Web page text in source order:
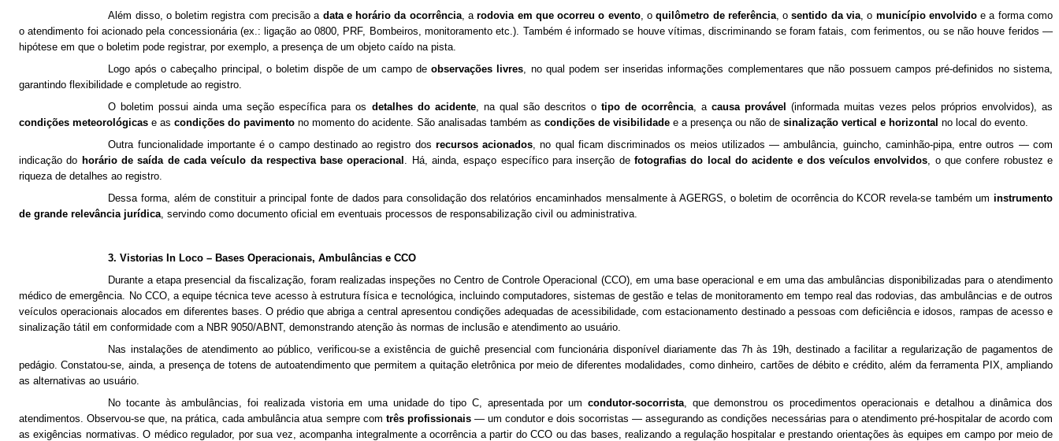
Além disso, o boletim registra com precisão a data e horário da ocorrência, arodovia em que ocorreu o evento, oquilômetro de referência, osentido da via, o município envolvidoe a forma como
o atendimento foi acionado pela concessionária (ex.: ligação ao 0800, PRF, Bombeiros, monitoramento etc.). Também é informado se houve vítimas, discriminando se foram fatais, com ferimentos, ou se não houve feridos —
hipótese em que o boletim pode registrar, por exemplo, a presença de um objeto caído na pista.
Logo após o cabeçalho principal, o boletim dispõe de um campo deobservações livres, no qual podem ser inseridas informações complementares que não possuem campos pré-definidos no sistema,
garantindo flexibilidade e completude ao registro.
O boletim possui ainda uma seção específica para os detalhes do acidente, na qual são descritos o tipo de ocorrência, a causa provável
(informada muitas vezes pelos próprios envolvidos), as
condições meteorológicas e as condições do pavimento no momento do acidente. São analisadas também as condições de visibilidade e a presença ou não de sinalização vertical e horizontal no local do evento.
Outra funcionalidade importante é o campo destinado ao registro dos recursos acionados, no qual ficam discriminados os meios utilizados — ambulância, guincho, caminhão-pipa, entre outros — com
indicação do horário de saída de cada veículo da respectiva base operacional . Há, ainda, espaço específico para inserção de fotografias do local do acidente e dos veículos envolvidos, o que confere robustez e
riqueza de detalhes ao registro.
Dessa forma, além de constituir a principal fonte de dados para consolidação dos relatórios encaminhados mensalmente à AGERGS, o boletim de ocorrência do KCOR revela-se também um instrumento
de grande relevância jurídica, servindo como documento oficial em eventuais processos de responsabilização civil ou administrativa.
3. Vistorias In Loco – Bases Operacionais, Ambulâncias e CCO
Durante a etapa presencial da fiscalização, foram realizadas inspeções no Centro de Controle Operacional (CCO), em uma base operacional e em uma das ambulâncias disponibilizadas para o atendimento
médico de emergência. No CCO, a equipe técnica teve acesso à estrutura física e tecnológica, incluindo computadores, sistemas de gestão e telas de monitoramento em tempo real das rodovias, das ambulâncias e de outros
veículos operacionais alocados em diferentes bases. O prédio que abriga a central apresentou condições adequadas de acessibilidade, com estacionamento destinado a pessoas com deficiência e idosos, rampas de acesso e
sinalização tátil em conformidade com a NBR 9050/ABNT, demonstrando atenção às normas de inclusão e atendimento ao usuário.
Nas instalações de atendimento ao público, verificou-se a existência de guichê presencial com funcionária disponível diariamente das 7h às 19h, destinado a facilitar a regularização de pagamentos de
pedágio. Constatou-se, ainda, a presença de totens de autoatendimento que permitem a quitação eletrônica por meio de diferentes modalidades, como dinheiro, cartões de débito e crédito, além da ferramenta PIX, ampliando
as alternativas ao usuário.
No tocante às ambulâncias, foi realizada vistoria em uma unidade do tipo C, apresentada por um condutor-socorrista, que demonstrou os procedimentos operacionais e detalhou a dinâmica dos
atendimentos. Observou-se que, na prática, cada ambulância atua sempre com três profissionais— um condutor e dois socorristas — assegurando as condições necessárias para o atendimento pré-hospitalar de acordo com
as exigências normativas. O médico regulador, por sua vez, acompanha integralmente a ocorrência a partir do CCO ou das bases, realizando a regulação hospitalar e prestando orientações às equipes em campo por meio de